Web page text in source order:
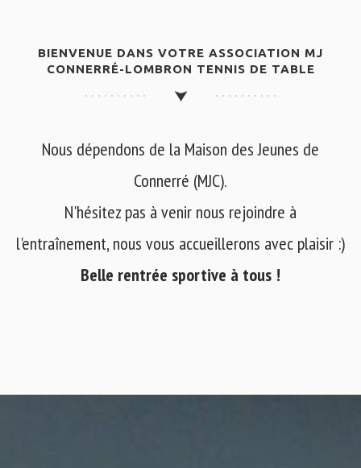
BIENVENUE DANS VOTRE ASSOCIATION MJ
CONNERRÉ-LOMBRON TENNIS DE TABLE
Nous dépendons de la Maison des Jeunes de
Connerré (MJC).
N'hésitez pas à venir nous rejoindre à
l'entraînement, nous vous accueillerons avec plaisir :)
Belle rentrée sportive à tous !